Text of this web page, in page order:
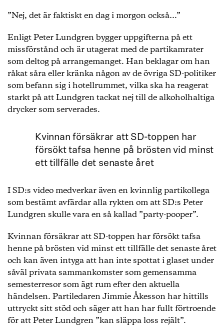
”Nej, det är faktiskt en dag i morgon också…”
Enligt Peter Lundgren bygger uppgifterna på ett
missförstånd och är utagerat med de partikamrater
som deltog på arrangemanget. Han beklagar om han
råkat såra eller kränka någon av de övriga SD-politiker
som befann sig i hotellrummet, vilka ska ha reagerat
starkt på att Lundgren tackat nej till de alkoholhaltiga
drycker som serverades.
Kvinnan försäkrar att SD-toppen har
försökt tafsa henne på brösten vid minst
ett tillfälle det senaste året
I SD:s video medverkar även en kvinnlig partikollega
som bestämt avfärdar alla rykten om att SD:s Peter
Lundgren skulle vara en så kallad ”party-pooper”.
Kvinnan försäkrar att SD-toppen har försökt tafsa
henne på brösten vid minst ett tillfälle det senaste året
och kan även intyga att han inte spottat i glaset under
såväl privata sammankomster som gemensamma
semesterresor som ägt rum efter den aktuella
händelsen. Partiledaren Jimmie Åkesson har hittills
uttryckt sitt stöd och säger att han har fullt förtroende
för att Peter Lundgren ”kan släppa loss rejält”.